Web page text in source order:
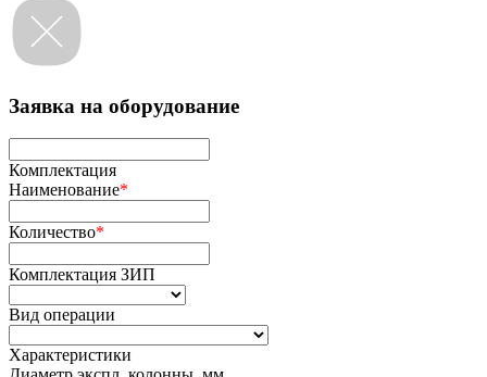
Заявка на оборудование
Комплектация
Наименование*
Количество*
Комплектация ЗИП
Вид операции
Характеристики